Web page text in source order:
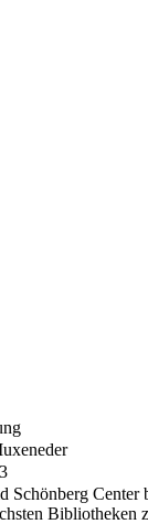
Schönberg Center
Bibliotheken